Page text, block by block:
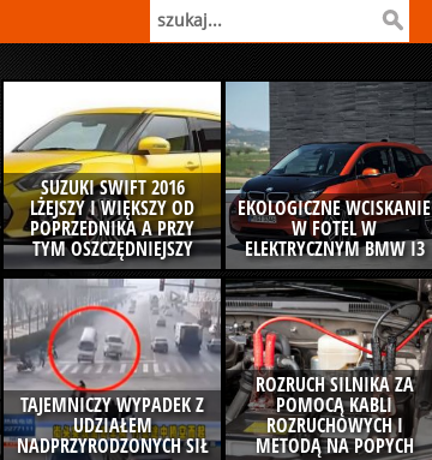
SUZUKI SWIFT 2016
LŻEJSZY I WIĘKSZY OD
POPRZEDNIKA A PRZY
TYM OSZCZĘDNIEJSZY
EKOLOGICZNE WCISKANIE
W FOTEL W
ELEKTRYCZNYM BMW I3
TAJEMNICZY WYPADEK Z
UDZIAŁEM
NADPRZYRODZONYCH SIŁ
ROZRUCH SILNIKA ZA
POMOCĄ KABLI
ROZRUCHOWYCH I
METODĄ NA POPYCH